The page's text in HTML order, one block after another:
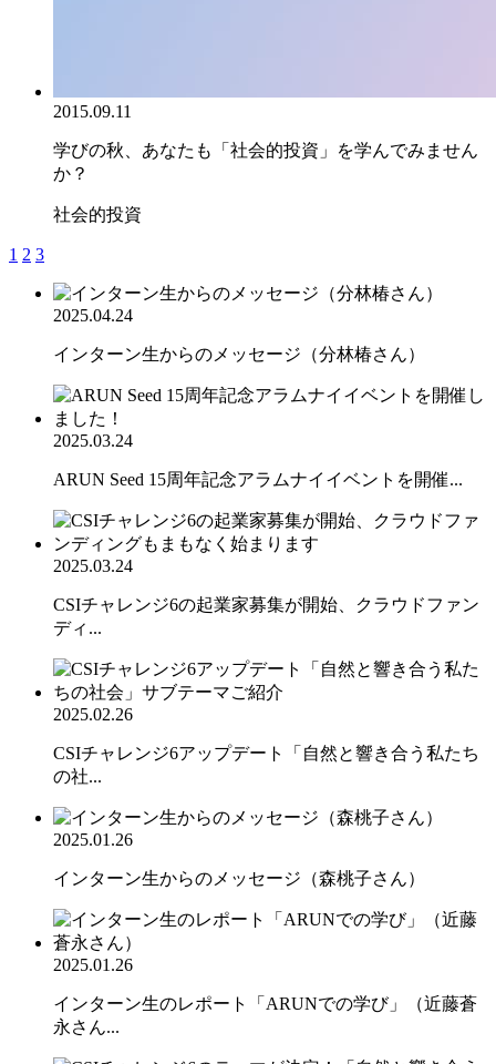
2015.09.11
学びの秋、あなたも「社会的投資」を学んでみません
か？
社会的投資
1 2 3
2025.04.24
インターン生からのメッセージ（分林椿さん）
2025.03.24
ARUN Seed 15周年記念アラムナイイベントを開催...
2025.03.24
CSIチャレンジ6の起業家募集が開始、クラウドファン
ディ...
2025.02.26
CSIチャレンジ6アップデート「自然と響き合う私たち
の社...
2025.01.26
インターン生からのメッセージ（森桃子さん）
2025.01.26
インターン生のレポート「ARUNでの学び」（近藤蒼
永さん...